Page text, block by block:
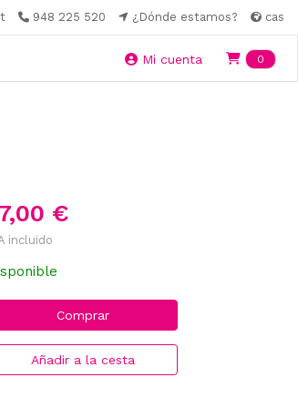
948 225 520 ¿Dónde estamos? cas
Mi cuenta 0
€
incluido
Comprar
Añadir a la cesta